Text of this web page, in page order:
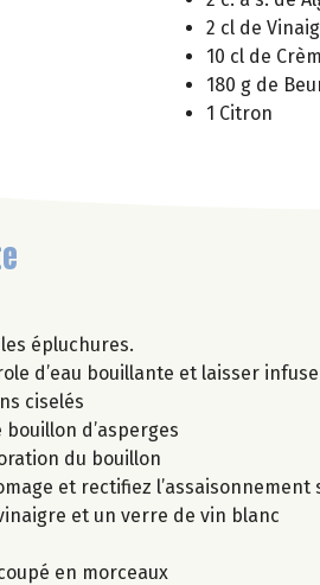
2 cl de
10 cl de
180 g de
1 Citron
épluchures.
d’eau bouillante et laisser
ciselés
d’asperges
du bouillon
et rectifiez l’assaisonnement
et un verre de vin blanc
en morceaux